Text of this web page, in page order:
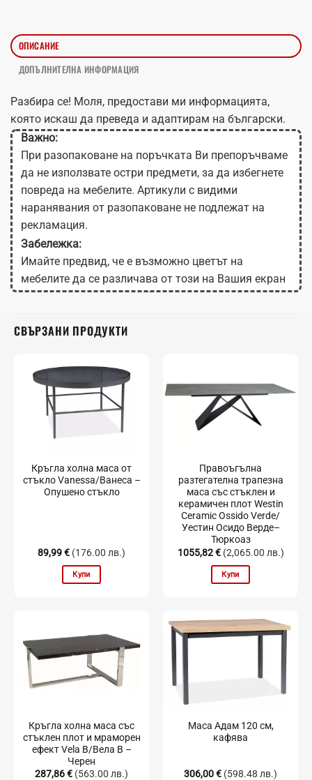
ОПИСАНИЕ
ДОПЪЛНИТЕЛНА ИНФОРМАЦИЯ
Разбира се! Моля, предостави ми информацията,
която искаш да преведа и адаптирам на български.
Важно:
При разопаковане на поръчката Ви препоръчваме
да не използвате остри предмети, за да избегнете
повреда на мебелите. Артикули с видими
наранявания от разопаковане не подлежат на
рекламация.
Забележка:
Имайте предвид, че е възможно цветът на
мебелите да се различава от този на Вашия екран
в зависимост от настройките на монитора.
СВЪРЗАНИ ПРОДУКТИ
Кръгла холна маса от
стъкло Vanessa/Ванеса –
Опушено стъкло
89,99€ (176.00 лв.)
Купи
Правоъгълна
разтегателна трапезна
маса със стъклен и
керамичен плот Westin
Ceramic Ossido Verde/
Уестин Осидо Верде–
Тюркоаз
1055,82€ (2,065.00 лв.)
Купи
Кръгла холна маса със
стъклен плот и мраморен
ефект Vela B/Вела B –
Черен
287,86€ (563.00 лв.)
Маса Адам 120 см,
кафява
306,00€ (598.48 лв.)